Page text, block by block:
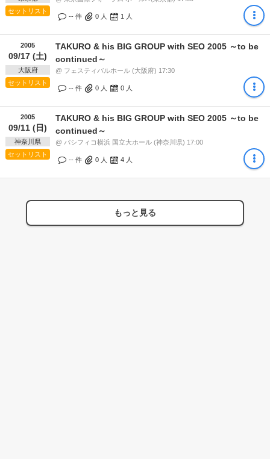
セットリスト
-- 件 0 人 1 人
2005
09/17 (土)
大阪府
セットリスト
TAKURO & his BIG GROUP with SEO 2005 ～to be
continued～
@ フェスティバルホール (大阪府) 17:30
-- 件 0 人 0 人
2005
09/11 (日)
神奈川県
セットリスト
TAKURO & his BIG GROUP with SEO 2005 ～to be
continued～
@ パシフィコ横浜 国立大ホール (神奈川県) 17:00
-- 件 0 人 4 人
もっと見る